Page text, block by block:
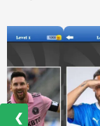
❮